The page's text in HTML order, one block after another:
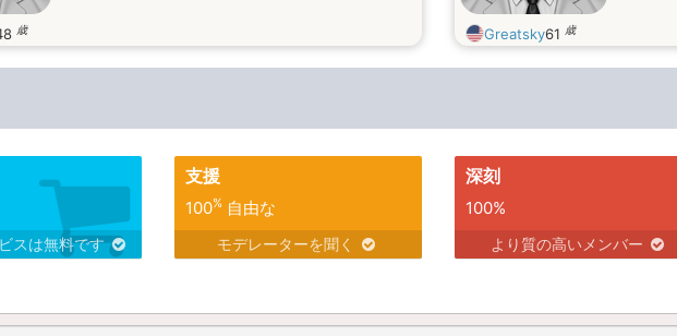
歳 Greatsky61 歳
スは無料です
支援
100%自由な
モデレーターを聞く
深刻
100%
より質の高いメンバー